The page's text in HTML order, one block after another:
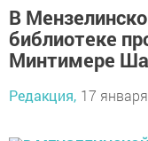
В
библиотеке
Минтимере
Редакция, 17